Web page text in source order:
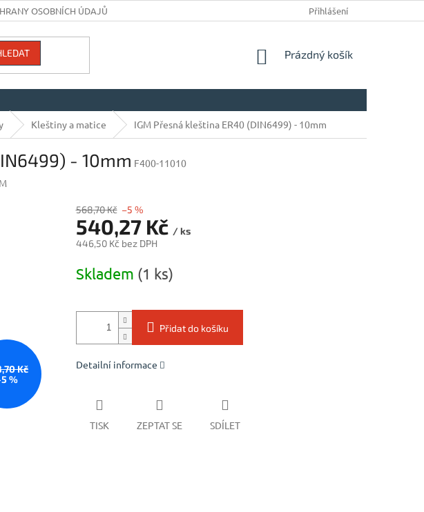
OSOBNÍCH ÚDAJŮ Přihlášení
NÁKUPNÍ
Prázdný košík
Kleštiny a matice IGM Přesná kleština ER40 (DIN6499) - 10mm
- 10mm F400-11010
Kč
%
568,70 Kč –5 %
540,27 Kč / ks
446,50 Kč bez DPH
cena:
Skladem (1 ks)
Přidat do košíku
Detailní informace
TISK ZEPTAT SE SDÍLET